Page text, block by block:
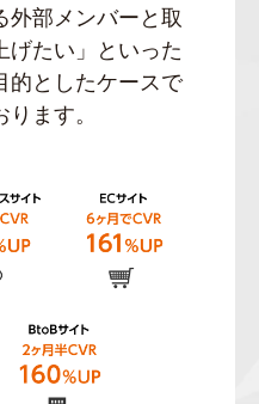
外部メンバーと取
げたい」といった
的としたケースで
ます。